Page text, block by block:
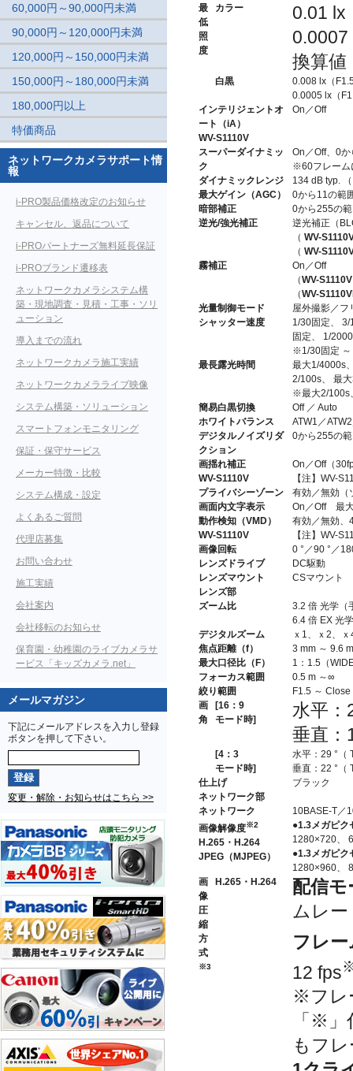
60,000円～90,000円未満
90,000円～120,000円未満
120,000円～150,000円未満
150,000円～180,000円未満
180,000円以上
特価商品
ネットワークカメラサポート情
報
i-PRO製品価格改定のお知らせ
キャンセル、返品について
i-PROパートナーズ無料延長保証
i-PROブランド遷移表
ネットワークカメラシステム構
築・現地調査・見積・工事・ソリ
ューション
導入までの流れ
ネットワークカメラ施工実績
ネットワークカメラライブ映像
システム構築・ソリューション
スマートフォンモニタリング
保証・保守サービス
メーカー特徴・比較
システム構成・設定
よくあるご質問
代理店募集
お問い合わせ
施工実績
会社案内
会社移転のお知らせ
保育園・幼稚園のライブカメラサ
ービス「キッズカメラ.net」
メールマガジン
下記にメールアドレスを入力し登録
ボタンを押して下さい。
変更・解除・お知らせはこちら >>
最
低
照
度
カラー
0.01 lx
換算値
白黒
0.008 lx（
0.0005 lx（
インテリジェントオ
ート（iA）
WV-S1110V
On／Off
スーパーダイナミッ
ク
On／Off、0
※60フレーム
ダイナミックレンジ
134 dB typ.
最大ゲイン（AGC）
0から11の範
暗部補正
0から255の
逆光/強光補正
逆光補正（
（ WV-
（ WV-
霧補正
On／Off
（WV-S1110V
（WV-
光量制御モード
屋外撮影／フ
シャッター速度
1/30固定、
固定、 1/
※1/30固定
最長露光時間
最大1/4000s
2/100s、 最
※最大2/100s
簡易白黒切換
Off ／ Auto
ホワイトバランス
ATW1／
デジタルノイズリダ
クション
0から255の
画揺れ補正
WV-S1110V
On／Off（
【注】WV-
プライバシーゾーン
有効／無効
画面内文字表示
On／Off 最大
動作検知（VMD）
WV-S1110V
有効／無効、
【注】WV-
画像回転
0 °／90 °／
レンズドライブ
DC駆動
レンズマウント
CSマウント
レンズ部
ズーム比
3.2 倍 光学（
6.4 倍 EX 光
デジタルズーム
ｘ1、ｘ2、
焦点距離（f）
3 mm ～ 9.6
最大口径比（F）
1：1.5（
フォーカス範囲
0.5 m ～∞
絞り範囲
F1.5 ～ Close
画
角
[16：9
モード時]
水平：
垂直：
[4：3
モード時]
水平：29 °（
垂直：22 °（
仕上げ
ブラック
ネットワーク部
ネットワーク
10BASE-T／
画像解像度※2
H.265・H.264
JPEG（MJPEG）
●1.3メガピ
1280×720、
●1.3メガピ
1280×960、
画
像
圧
縮
方
式
※3
H.265・H.264
配信
ムレ
フレ
12 fps
※フレ
「※
もフ